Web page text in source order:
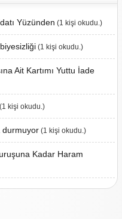
Yüzünden (1 kişi okudu.)
(1 kişi okudu.)
Ait Kartımı Yuttu İade
(1 kişi okudu.)
durmuyor(1 kişi okudu.)
Kadar Haram